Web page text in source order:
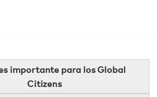
importante para los Global
Citizens